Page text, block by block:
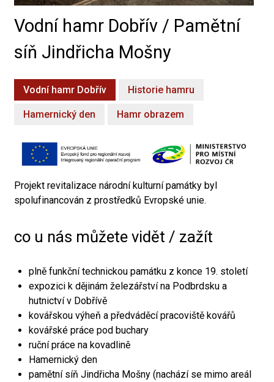
Vodní hamr Dobřív / Pamětní
síň Jindřicha Mošny
Vodní hamr Dobřív Historie hamru
Hamernický den Hamr obrazem
Projekt revitalizace národní kulturní památky byl
spolufinancován z prostředků Evropské unie.
co u nás můžete vidět / zažít
plně funkční technickou památku z konce 19. století
expozici k dějinám železářství na Podbrdsku a
hutnictví v Dobřívě
kovářskou výheň a předváděcí pracoviště kovářů
kovářské práce pod buchary
ruční práce na kovadlině
Hamernický den
pamětní síň Jindřicha Mošny (nachází se mimo areál